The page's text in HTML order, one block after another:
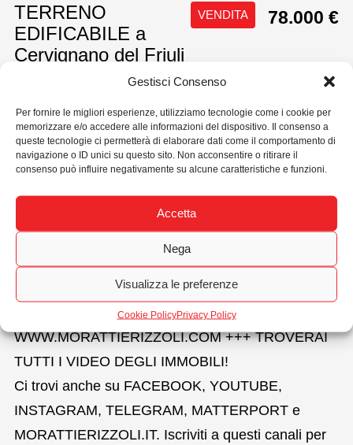
Gestisci Consenso
Per fornire le migliori esperienze, utilizziamo tecnologie come i cookie per
memorizzare e/o accedere alle informazioni del dispositivo. Il consenso a
queste tecnologie ci permetterà di elaborare dati come il comportamento di
navigazione o ID unici su questo sito. Non acconsentire o ritirare il
consenso può influire negativamente su alcune caratteristiche e funzioni.
Accetta
Nega
Visualizza le preferenze
Cookie PolicyPrivacy Policy
78.000 €
VENDITA
TERRENO
EDIFICABILE a
Cervignano del Friuli
TERRENO di totali mq 3.000, di cui 1.500mq
edificabili, situato a Cervignano, alla fine di Via
Aquileia; isolato dal rumore veicolare. Il lotto ricade
edificabilità 1,3mc/mq. Prezzo al mq poco più di
€60!!
PREZZO RIBASSATO DA €95.000 A €78.000!!
IMMOBILE STIMATO DALL’AGENZIA.
+++ VISITA IL SITO
WWW.MORATTIERIZZOLI.COM +++ TROVERAI
TUTTI I VIDEO DEGLI IMMOBILI!
Ci trovi anche su FACEBOOK, YOUTUBE,
INSTAGRAM, TELEGRAM, MATTERPORT e
MORATTIERIZZOLI.IT. Iscriviti a questi canali per